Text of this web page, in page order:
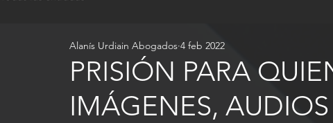
PRISIÓN PARA
IMÁGENES,
Alanís Urdiain Abogados 4 feb 2022